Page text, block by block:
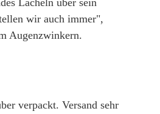
wir auch immer",
Augenzwinkern.
verpackt. Versand sehr